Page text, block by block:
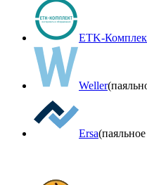
ETK-
Weller
Ersa